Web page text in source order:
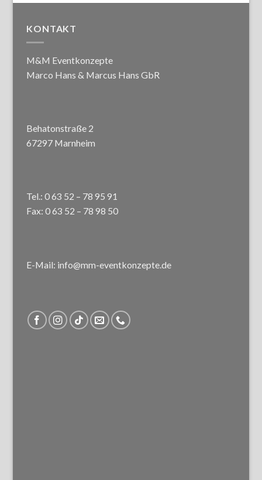
KONTAKT
M&M Eventkonzepte
Marco Hans & Marcus Hans GbR
Behatonstraße 2
67297 Marnheim
Tel.: 0 63 52 – 78 95 91
Fax: 0 63 52 – 78 98 50
E-Mail: info@mm-eventkonzepte.de